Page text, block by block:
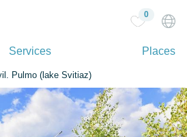
Services Places
0
Pulmo (lake Svitiaz)